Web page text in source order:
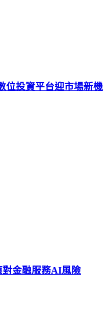
位投資平台迎市場新機
金融服務AI風險